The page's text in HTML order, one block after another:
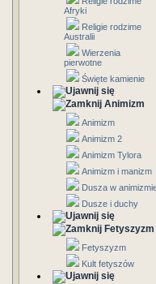
Afryki
Religie rodzime
Australii
Wierzenia
pierwotne
Święte kamienie
Animizm
Animizm
Animizm 2
Animizm Tylora
Animizm i manizm
Dusza w
Dusze i duchy
Fetyszyzm
Fetyszyzm
Kult fetyszów